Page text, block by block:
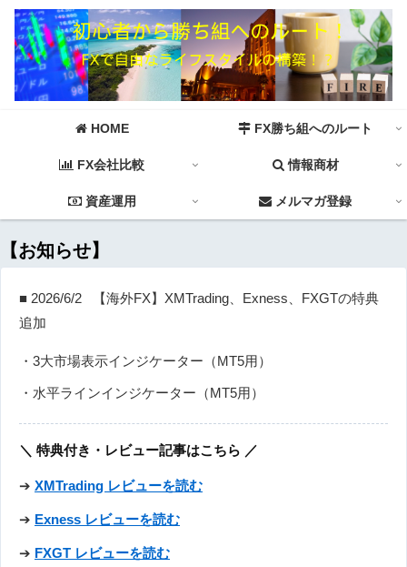
HOME FX勝ち組へのルート
FX会社比較 情報商材
資産運用 メルマガ登録
【お知らせ】
■ 2026/6/2 【海外FX】XMTrading、Exness、FXGTの特典
追加
・3大市場表示インジケーター（MT5用）
・水平ラインインジケーター（MT5用）
＼ 特典付き・レビュー記事はこちら ／
➔ XMTrading レビューを読む
➔ Exness レビューを読む
➔ FXGT レビューを読む